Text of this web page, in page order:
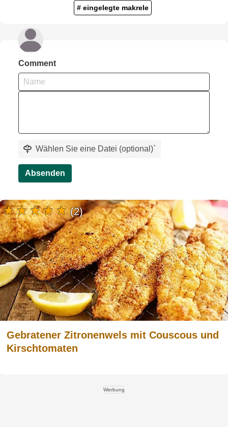
# eingelegte makrele
Comment
Wählen Sie eine Datei (optional)`
Absenden
Gebratener Zitronenwels mit Couscous und
Kirschtomaten
(2)
Werbung